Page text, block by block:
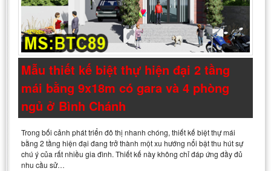
Mẫu thiết kế biệt thự hiện đại 2 tầng
mái bằng 9x18m có gara và 4 phòng
ngủ ở Bình Chánh
Trong bối cảnh phát triển đô thị nhanh chóng, thiết kế biệt thự mái
bằng 2 tầng hiện đại đang trở thành một xu hướng nổi bật thu hút sự
chú ý của rất nhiều gia đình. Thiết kế này không chỉ đáp ứng đầy đủ
nhu cầu sử…